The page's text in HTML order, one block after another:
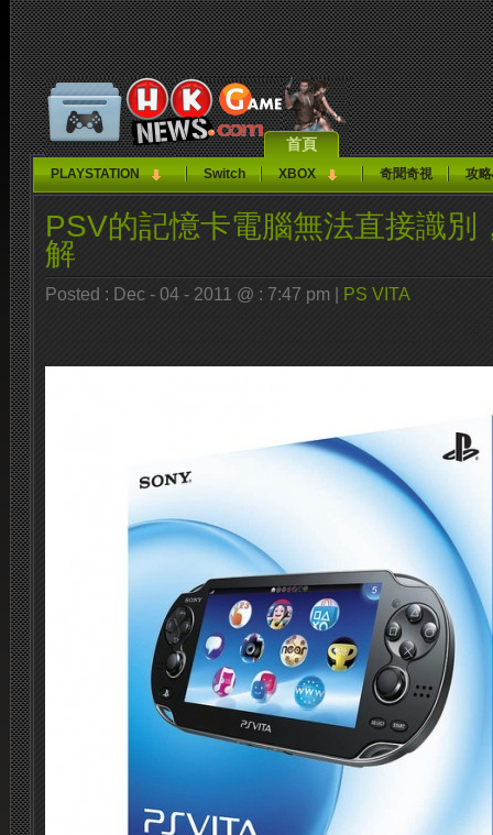
首頁
PLAYSTATION Switch XBOX 奇聞奇視 攻
PSV的記憶卡電腦無法直接識別
解
Posted : Dec - 04 - 2011 @ : 7:47 pm | PS VITA